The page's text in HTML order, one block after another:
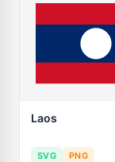
Laos
SVG PNG